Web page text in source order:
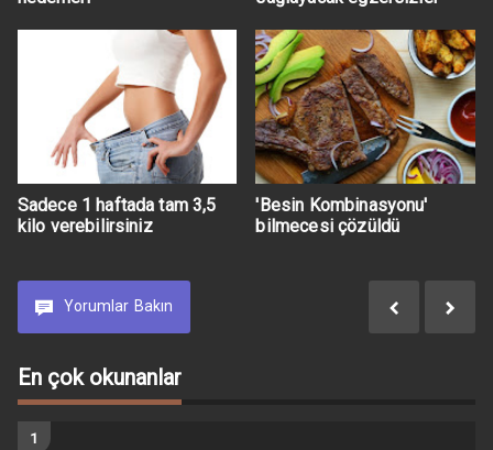
Sadece 1 haftada tam 3,5
kilo verebilirsiniz
'Besin Kombinasyonu'
bilmecesi çözüldü
Yorumlar Bakın
En çok okunanlar